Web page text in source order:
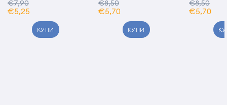
€7,90
€5,25
КУПИ
€8,50
€5,70
КУПИ
€8,50
€5,70